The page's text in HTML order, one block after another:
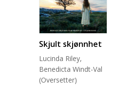
Skjult skjønnhet
Lucinda Riley,
Benedicta Windt-Val
(Oversetter)